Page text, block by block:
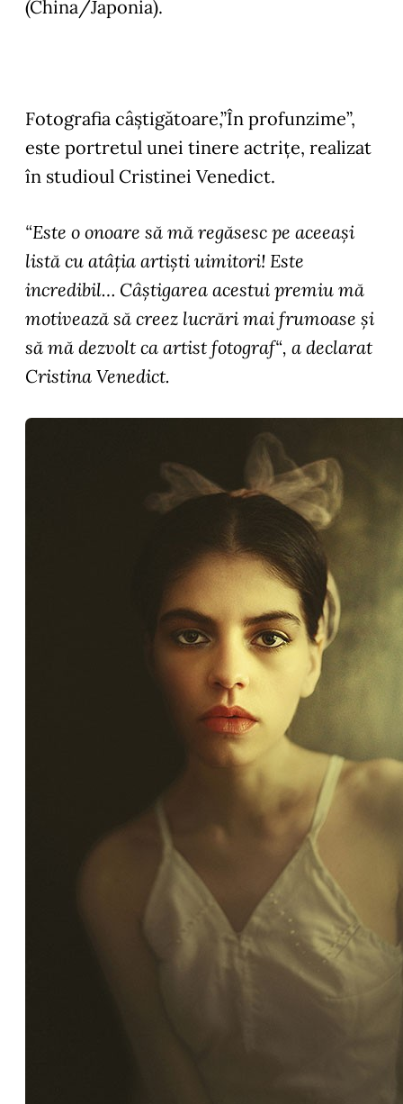
(China/Japonia).
Fotografia câștigătoare,”În profunzime”,
este portretul unei tinere actrițe, realizat
în studioul Cristinei Venedict.
“Este o onoare să mă regăsesc pe aceeași
listă cu atâția artiști uimitori! Este
incredibil… Câștigarea acestui premiu mă
motivează să creez lucrări mai frumoase și
să mă dezvolt ca artist fotograf“, a declarat
Cristina Venedict.